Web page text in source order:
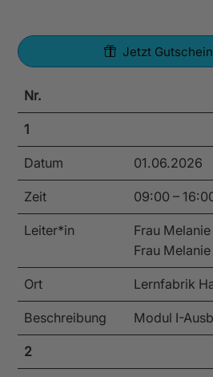
Jetzt
Nr.
1
Datum 01.06.2026
Zeit 09:00 –
Leiter*in
Frau
Frau
Ort Lernfabrik
Beschreibung Modul I-
2